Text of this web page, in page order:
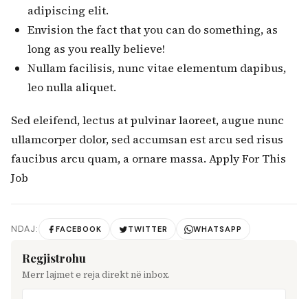
adipiscing elit.
Envision the fact that you can do something, as
long as you really believe!
Nullam facilisis, nunc vitae elementum dapibus,
leo nulla aliquet.
Sed eleifend, lectus at pulvinar laoreet, augue nunc
ullamcorper dolor, sed accumsan est arcu sed risus
faucibus arcu quam, a ornare massa. Apply For This
Job
NDAJ: FACEBOOK TWITTER WHATSAPP
Regjistrohu
Merr lajmet e reja direkt në inbox.